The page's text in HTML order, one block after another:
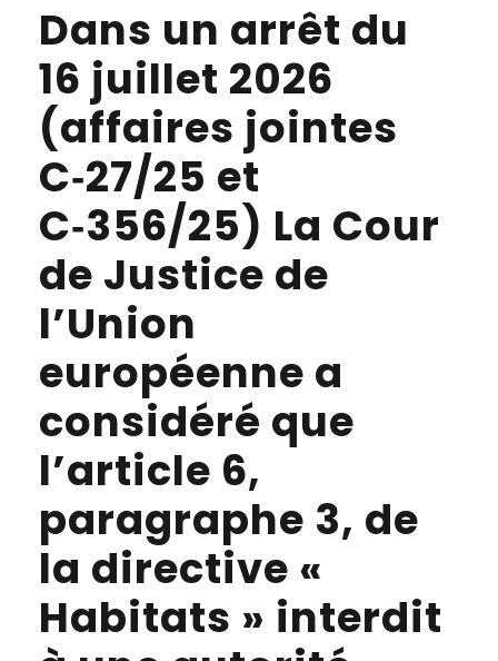
Dans un arrêt du
16 juillet 2026
(affaires jointes
C‑27/25 et
C‑356/25) La Cour
de Justice de
l’Union
européenne a
considéré que
l’article 6,
paragraphe 3, de
la directive «
Habitats » interdit